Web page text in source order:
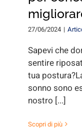
27/06/2024 |
Sapevi che
sentire
tua
sonno sono
nostro [...]
Scopri di più